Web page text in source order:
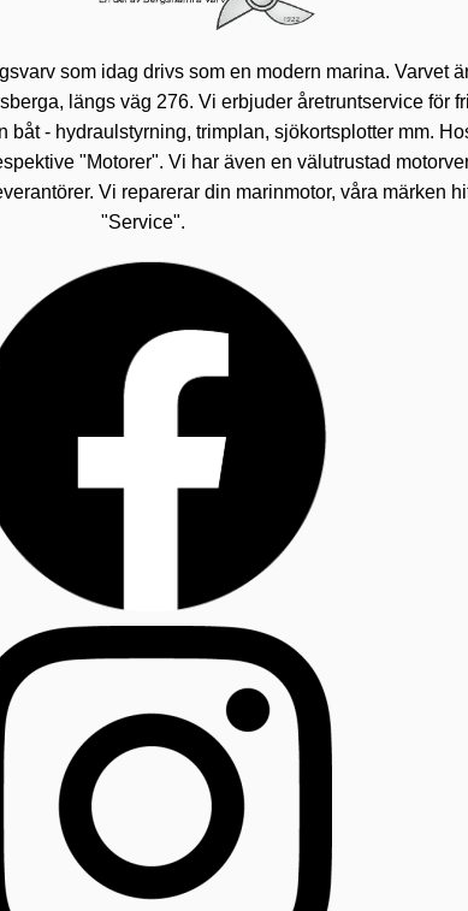
som idag drivs som en modern marina. Varvet
längs väg 276. Vi erbjuder åretruntservice för
- hydraulstyrning, trimplan, sjökortsplotter mm.
"Motorer". Vi har även en välutrustad
Vi reparerar din marinmotor, våra märken
"Service".